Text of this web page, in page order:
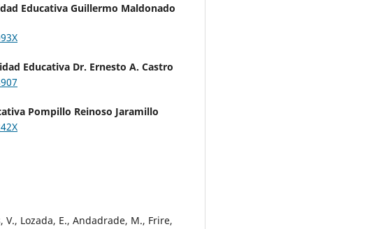
Educativa Guillermo Maldonado
Educativa Dr. Ernesto A. Castro
Pompillo Reinoso Jaramillo
Lozada, E., Andadrade, M., Frire,